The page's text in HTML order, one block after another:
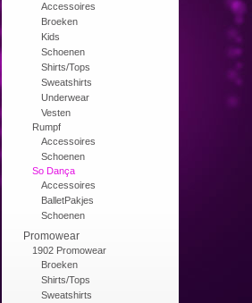
Accessoires
Broeken
Kids
Schoenen
Shirts/Tops
Sweatshirts
Underwear
Vesten
Rumpf
Accessoires
Schoenen
So Dança
Accessoires
BalletPakjes
Schoenen
Promowear
1902 Promowear
Broeken
Shirts/Tops
Sweatshirts